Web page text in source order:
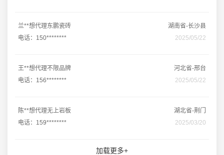
兰**想代理东鹏瓷砖
湖南省-长沙县
电话：150********
2025/05/22
王**想代理不限品牌
河北省-邢台
电话：156********
2025/05/22
陈**想代理无上岩板
湖北省-荆门
电话：159********
2025/03/20
加载更多+